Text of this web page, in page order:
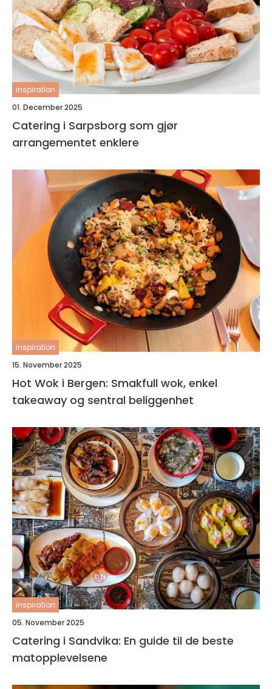
inspiration
01. December 2025
Catering i Sarpsborg som gjør
arrangementet enklere
inspiration
15. November 2025
Hot Wok i Bergen: Smakfull wok, enkel
takeaway og sentral beliggenhet
inspiration
05. November 2025
Catering i Sandvika: En guide til de beste
matopplevelsene